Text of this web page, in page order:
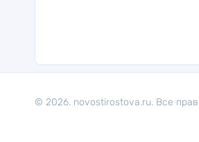
© 2026. novostirostova.ru. Все